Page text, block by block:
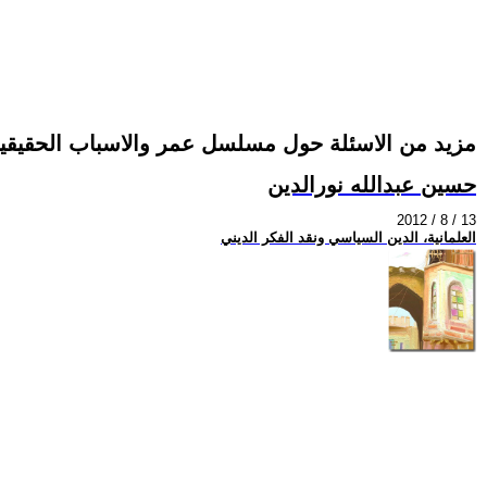
مزيد من الاسئلة حول مسلسل عمر والاسباب
حسين عبدالله نورالدين
2012 / 8 / 13
العلمانية، الدين السياسي ونقد الفكر الديني